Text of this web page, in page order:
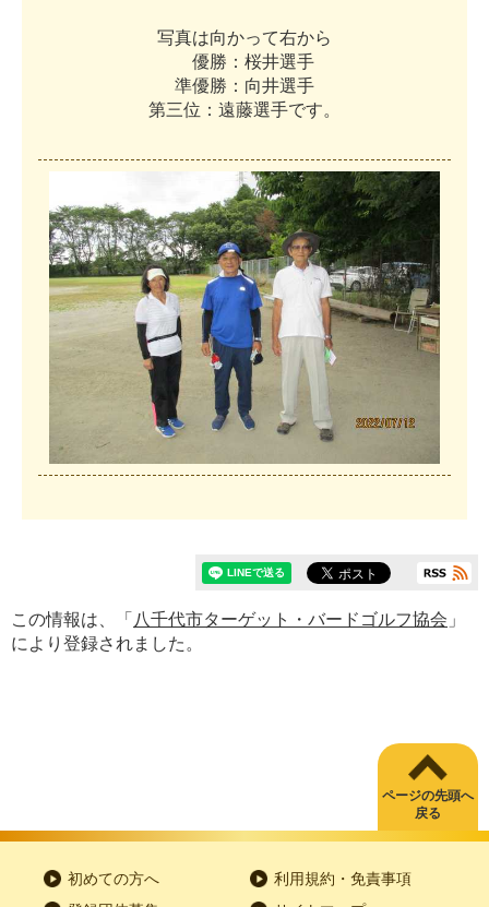
写真は向かって右から
優勝 ： 桜井選手
準優勝 ： 向井選手
第三位 ： 遠藤選手です。
この情報は、「 八千代市ターゲット・バードゴルフ協会 」
により登録されました。
ページの先頭へ
戻る
初めての方へ
利用規約・免責事項